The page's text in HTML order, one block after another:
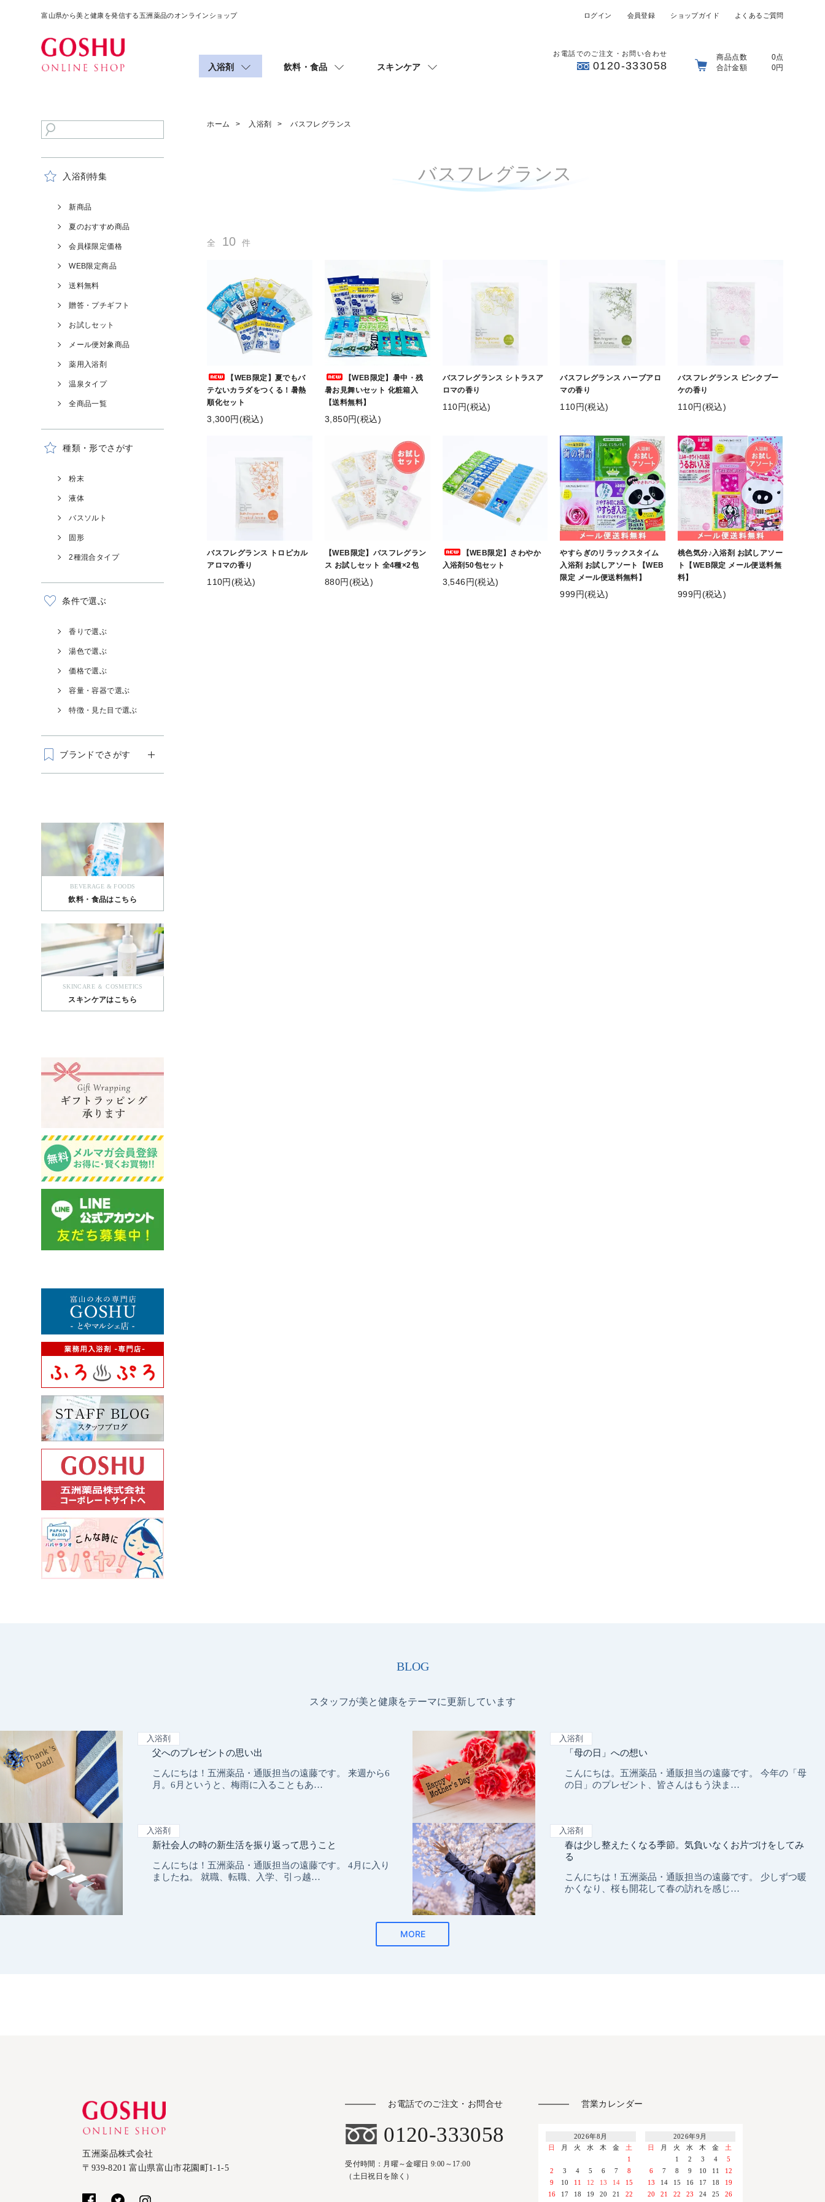
富山県から美と健康を発信する五洲薬品のオンラインショップ ログイン 会員登録 ショップガイド よくあるご質問
入浴剤 飲料・食品 スキンケア
お電話でのご注文・お問い合わせ
0120-333058
商品点数
0点
合計金額
0円
ホーム 入浴剤 バスフレグランス
バスフレグランス
全 10 件
【WEB限定】夏でもバ
テないカラダをつくる！暑熱
順化セット
3,300円(税込)
【WEB限定】暑中・残
暑お見舞いセット 化粧箱入
【送料無料】
3,850円(税込)
バスフレグランス シトラスア
ロマの香り
110円(税込)
バスフレグランス ハーブアロ
マの香り
110円(税込)
バスフレグランス ピンクブー
ケの香り
110円(税込)
バスフレグランス トロピカル
アロマの香り
110円(税込)
【WEB限定】バスフレグラン
ス お試しセット 全4種×2包
880円(税込)
【WEB限定】さわやか
入浴剤50包セット
3,546円(税込)
やすらぎのリラックスタイム
入浴剤 お試しアソート【WEB
限定 メール便送料無料】
999円(税込)
桃色気分♪入浴剤 お試しアソー
ト【WEB限定 メール便送料無
料】
999円(税込)
入浴剤特集
新商品
夏のおすすめ商品
会員様限定価格
WEB限定商品
送料無料
贈答・プチギフト
お試しセット
メール便対象商品
薬用入浴剤
温泉タイプ
全商品一覧
種類・形でさがす
粉末
液体
バスソルト
固形
2種混合タイプ
条件で選ぶ
香りで選ぶ
湯色で選ぶ
価格で選ぶ
容量・容器で選ぶ
特徴・見た目で選ぶ
ブランドでさがす
BEVERAGE & FOODS
飲料・食品はこちら
SKINCARE ＆ COSMETICS
スキンケアはこちら
五洲薬品株式会社
〒939-8201 富山県富山市花園町1-1-5
お電話でのご注文・お問合せ
0120-333058
受付時間：月曜～金曜日 9:00～17:00
（土日祝日を除く）
営業カレンダー
2026年8月
日
月 火 水 木 金
土
1
2
3 4 5 6 7
8
9
10 11 12 13 14
15
16
17 18 19 20 21 22
2026年9月
日
月 火 水 木 金
土
1
2 3 4
5
6
7 8 9 10 11
12
13
14 15 16 17 18
19
20
21 22 23 24 25 26